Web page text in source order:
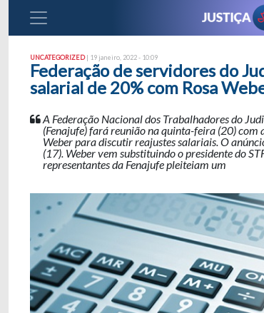
UNCATEGORIZED| 19 janeiro, 2022 - 10:09
Federação de servidores do
salarial de 20% com Rosa
A Federação Nacional dos Trabalhadores do
(Fenajufe) fará reunião na quinta-feira (20) com
Weber para discutir reajustes salariais. O
(17). Weber vem substituindo o presidente do
representantes da Fenajufe pleiteiam um